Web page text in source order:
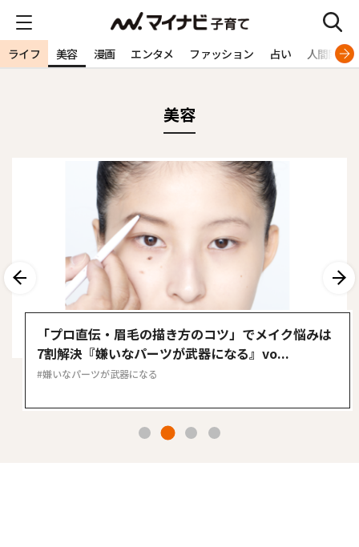
ライフ 美容 漫画 エンタメ ファッション 占い 人間関係
美容
「プロ直伝・眉毛の描き方のコツ」でメイク悩みは
7割解決『嫌いなパーツが武器になる』vo...
嫌いなパーツが武器になる
前へ 次へ
1 2